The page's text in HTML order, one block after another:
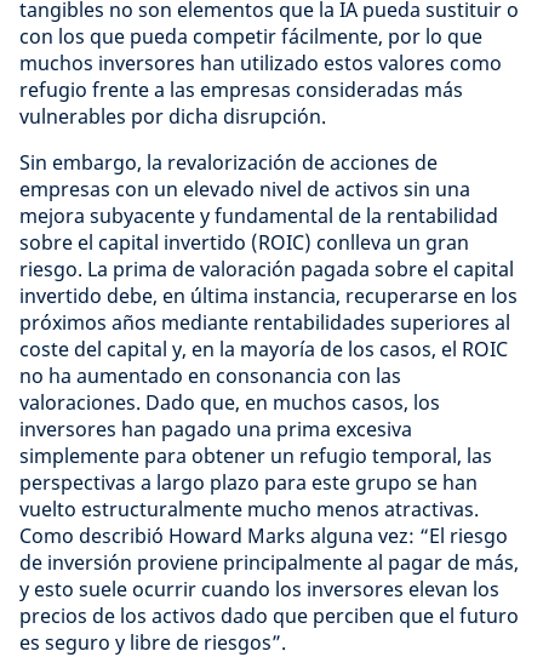
tangibles no son elementos que la IA pueda sustituir o
con los que pueda competir fácilmente, por lo que
muchos inversores han utilizado estos valores como
refugio frente a las empresas consideradas más
vulnerables por dicha disrupción.
Sin embargo, la revalorización de acciones de
empresas con un elevado nivel de activos sin una
mejora subyacente y fundamental de la rentabilidad
sobre el capital invertido (ROIC) conlleva un gran
riesgo. La prima de valoración pagada sobre el capital
invertido debe, en última instancia, recuperarse en los
próximos años mediante rentabilidades superiores al
coste del capital y, en la mayoría de los casos, el ROIC
no ha aumentado en consonancia con las
valoraciones. Dado que, en muchos casos, los
inversores han pagado una prima excesiva
simplemente para obtener un refugio temporal, las
perspectivas a largo plazo para este grupo se han
vuelto estructuralmente mucho menos atractivas.
Como describió Howard Marks alguna vez: “El riesgo
de inversión proviene principalmente al pagar de más,
y esto suele ocurrir cuando los inversores elevan los
precios de los activos dado que perciben que el futuro
es seguro y libre de riesgos”.